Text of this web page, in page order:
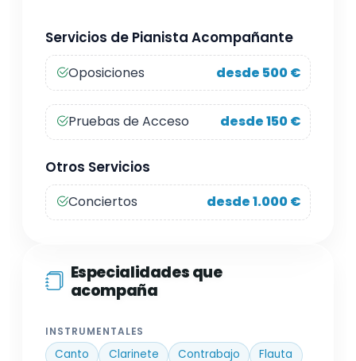
Servicios de Pianista Acompañante
Oposiciones desde 500 €
Pruebas de Acceso desde 150 €
Otros Servicios
Conciertos desde 1.000 €
Especialidades que
acompaña
INSTRUMENTALES
Canto Clarinete Contrabajo
Flauta